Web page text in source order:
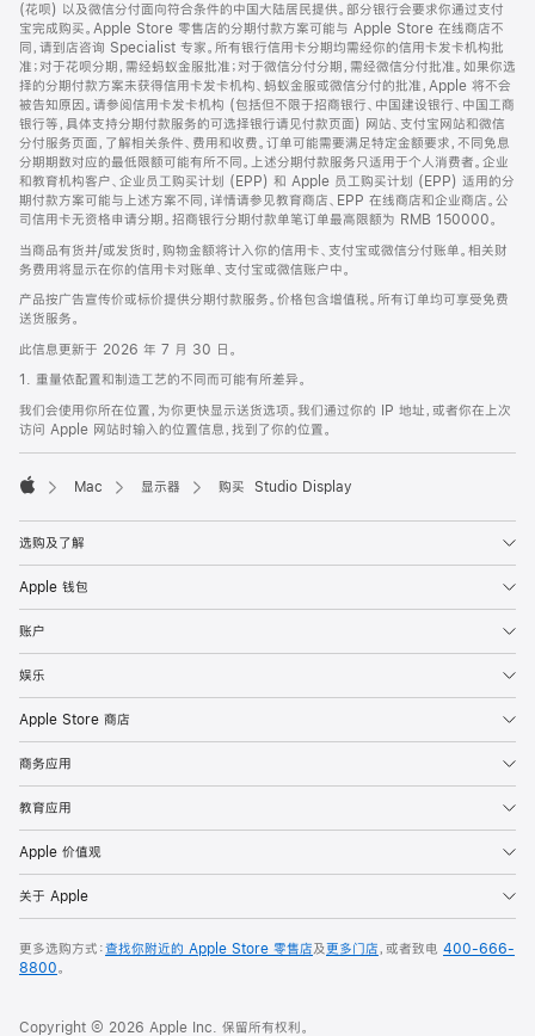
(花呗) 以及微信分付面向符合条件的中国大陆居民提供。部分银行会要求你通过支付
宝完成购买。Apple Store 零售店的分期付款方案可能与 Apple Store 在线商店不
同，请到店咨询 Specialist 专家。所有银行信用卡分期均需经你的信用卡发卡机构批
准；对于花呗分期，需经蚂蚁金服批准；对于微信分付分期，需经微信分付批准。如果你选
择的分期付款方案未获得信用卡发卡机构、蚂蚁金服或微信分付的批准，Apple 将不会
被告知原因。请参阅信用卡发卡机构 (包括但不限于招商银行、中国建设银行、中国工商
银行等，具体支持分期付款服务的可选择银行请见付款页面) 网站、支付宝网站和微信
分付服务页面，了解相关条件、费用和收费。订单可能需要满足特定金额要求，不同免息
分期期数对应的最低限额可能有所不同。上述分期付款服务只适用于个人消费者。企业
和教育机构客户、企业员工购买计划 (EPP) 和 Apple 员工购买计划 (EPP) 适用的分
期付款方案可能与上述方案不同，详情请参见教育商店、EPP 在线商店和企业商店。公
司信用卡无资格申请分期。招商银行分期付款单笔订单最高限额为 RMB 150000。
当商品有货并/或发货时，购物金额将计入你的信用卡、支付宝或微信分付账单。相关财
务费用将显示在你的信用卡对账单、支付宝或微信账户中。
产品按广告宣传价或标价提供分期付款服务。价格包含增值税。所有订单均可享受免费
送货服务。
此信息更新于 2026 年 7 月 30 日。
1. 重量依配置和制造工艺的不同而可能有所差异。
我们会使用你所在位置，为你更快显示送货选项。我们通过你的 IP 地址，或者你在上次
访问 Apple 网站时输入的位置信息，找到了你的位置。
Mac 显示器 购买 Studio Display
选购及了解
Apple 钱包
账户
娱乐
Apple Store 商店
商务应用
教育应用
Apple 价值观
关于 Apple
更多选购方式：查找你附近的 Apple Store 零售店及更多门店，或者致电 400-666-
8800。
Copyright © 2026 Apple Inc. 保留所有权利。